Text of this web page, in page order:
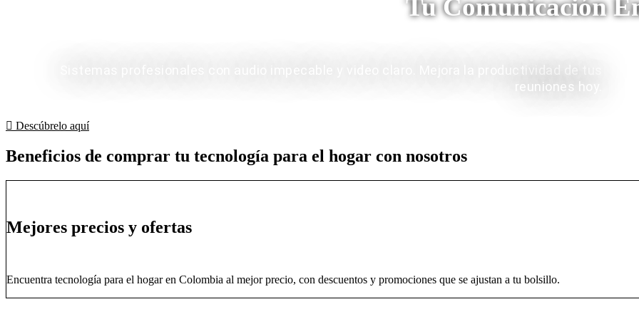
Tu Comunicación
reuniones hoy.
Descúbrelo aquí
Beneficios de comprar tu tecnología para el hogar con nosotros
Mejores precios y ofertas
Encuentra tecnología para el hogar en Colombia al mejor precio, con descuentos y promociones que se ajustan a tu bolsillo.